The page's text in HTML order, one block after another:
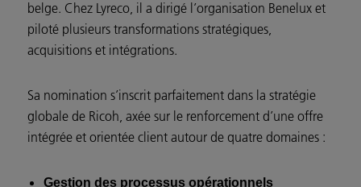
belge. Chez Lyreco, il a dirigé l’organisation Benelux et
piloté plusieurs transformations stratégiques,
acquisitions et intégrations.
Sa nomination s’inscrit parfaitement dans la stratégie
globale de Ricoh, axée sur le renforcement d’une offre
intégrée et orientée client autour de quatre domaines :
Gestion des processus opérationnels